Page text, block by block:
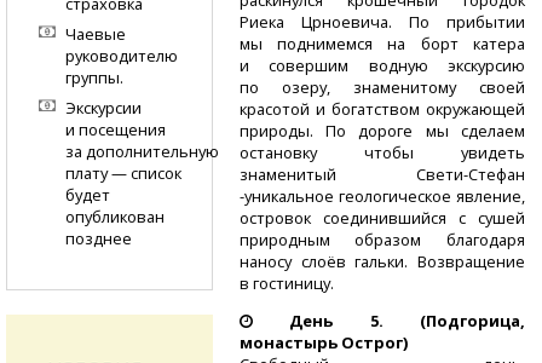
Риека Црноевича. По прибытии
мы поднимемся на борт катера
и совершим водную экскурсию
по озеру, знаменитому своей
красотой и богатством окружающей
природы. По дороге мы сделаем
остановку чтобы увидеть
знаменитыйСвети-Стефан
-уникальное геологическое явление,
островок соединившийся с сушей
природным образом благодаря
наносу слоёв гальки. Возвращение
в гостиницу.
День 5. (Подгорица,
монастырь Острог)
Чаевые
руководителю
группы.
Экскурсии
и посещения
за дополнительную
плату — список
будет
опубликован
позднее